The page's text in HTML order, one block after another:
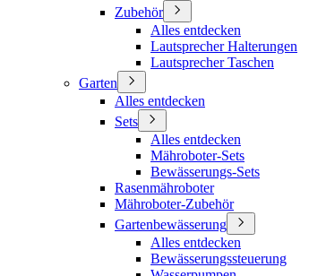
Zubehör
Alles entdecken
Lautsprecher Halterungen
Lautsprecher Taschen
Garten
Alles entdecken
Sets
Alles entdecken
Mähroboter-Sets
Bewässerungs-Sets
Rasenmähroboter
Mähroboter-Zubehör
Gartenbewässerung
Alles entdecken
Bewässerungssteuerung